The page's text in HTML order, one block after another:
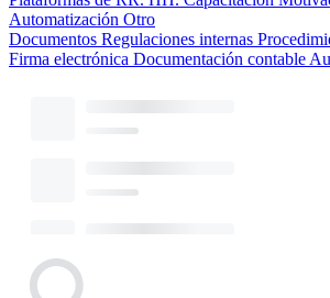
Automatización Otro
Documentos Regulaciones internas
Firma electrónica Documentación contable